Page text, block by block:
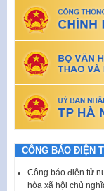
CÔNG BÁO ĐIỆN
Công báo điện tử
hòa xã hội chủ